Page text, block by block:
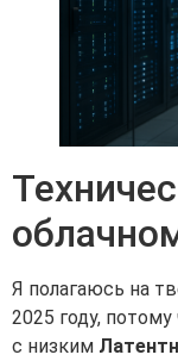
Я полагаюсь на
2025 году,
с низким